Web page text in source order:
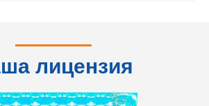
лицензия